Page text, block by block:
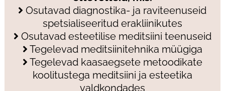
Osutavad diagnostika- ja raviteenuseid
spetsialiseeritud erakliinikutes
Osutavad esteetilise meditsiini teenuseid
Tegelevad meditsiinitehnika müügiga
Tegelevad kaasaegsete metoodikate
koolitustega meditsiini ja esteetika
valdkondades